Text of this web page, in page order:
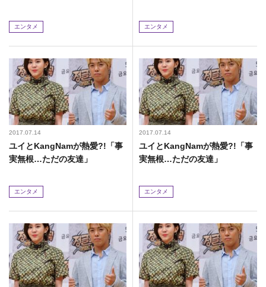
エンタメ エンタメ
2017.07.14
ユイとKangNamが熱愛?!「事
実無根…ただの友達」
エンタメ
2017.07.14
ユイとKangNamが熱愛?!「事
実無根…ただの友達」
エンタメ